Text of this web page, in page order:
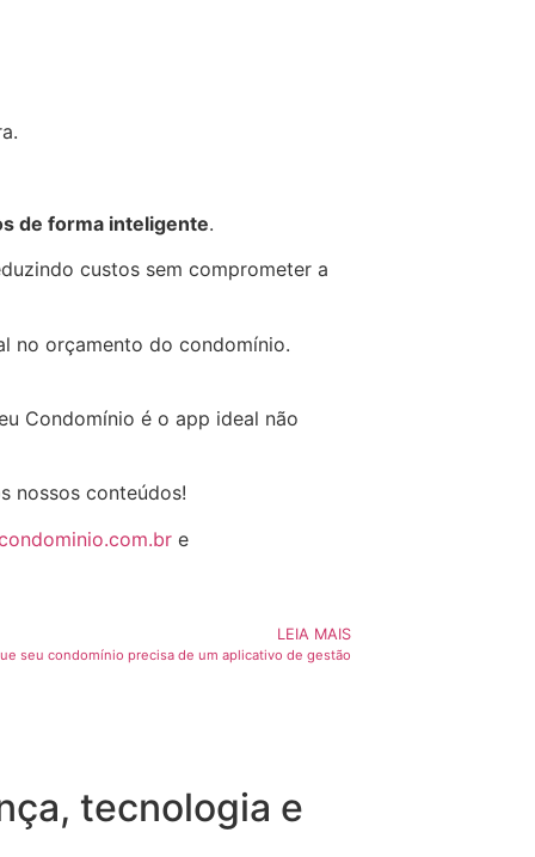
de forma inteligente.
custos sem comprometer a
no orçamento do condomínio.
Condomínio é o app ideal não
nossos conteúdos!
e
LEIA MAIS
seu condomínio precisa de um aplicativo de gestão
tecnologia e